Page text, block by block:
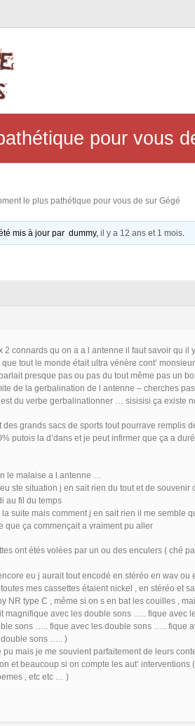
pour vous
le plus pathétique pour vous de sur Gégé
mis à jour par dummy,il y a 12 ans et 1 mois.
2 connards qu on a a l antenne il faut savoir qu il
tout le monde était ultra vénère cont’
presque pas ou pas du tout même pas un
de la gerbalination de l antenne – cherches
du verbe gerbalinationner … sisisisi ça existe
des grands sacs de sports tout pourrave remplis
putois la d’dans et je peut infirmer que ça a
le malaise a l antenne …
ste situation j en sait rien du tout et de souvenir
au fil du temps
suite mais comment j en sait rien il me semble
que ça commençait a vraiment pu aller
ont étés volées par un ou des enculers ( ché
eu j aurait tout encodé en stéréo en wav ou
mes cassettes étaient nickel , en stéréo et
NR type C , même si on s en bat les couilles ,
magnifique avec les double sons ….. fique avec
sons ….. fique avec les double sons ….. fique
sons ….. )
pu mais je me souvient parfaitement de leurs
et beaucoup si on compte les aut’ interventions
, etc etc … )